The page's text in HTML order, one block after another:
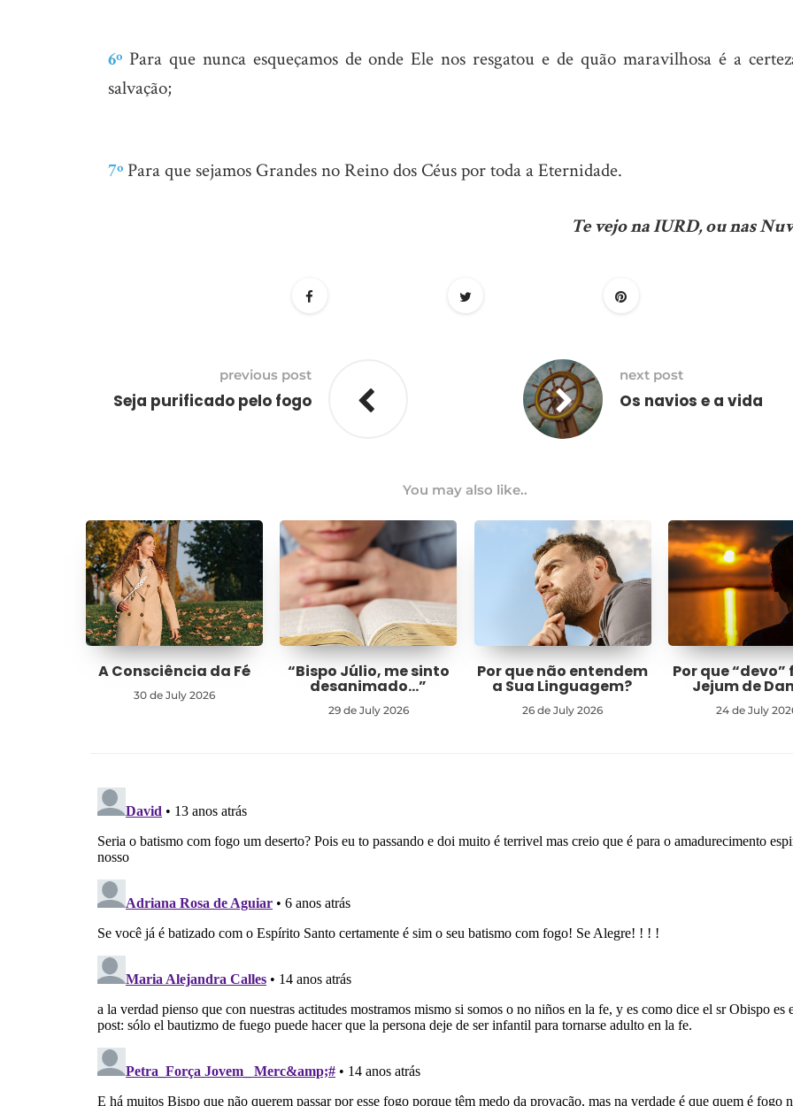
6º Para que nunca esqueçamos de onde Ele nos resgatou e de quão maravilhosa é a
salvação;
7º Para que sejamos Grandes no Reino dos Céus por toda a Eternidade.
Te vejo na IURD, ou nas
previous post
Seja purificado pelo fogo
next post
Os navios e a vida
You may also like..
A Consciência da Fé
30 de July 2026
“Bispo Júlio, me sinto
desanimado…”
29 de July 2026
Por que não entendem
a Sua Linguagem?
26 de July 2026
Por que “devo”
Jejum de
24 de July